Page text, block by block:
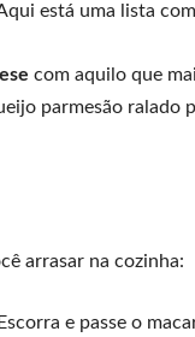
está uma lista
com aquilo que
parmesão ralado
arrasar na cozinha:
e passe o